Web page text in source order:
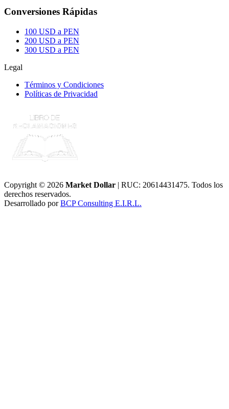
Conversiones Rápidas
100 USD a PEN
200 USD a PEN
300 USD a PEN
Legal
Términos y Condiciones
Políticas de Privacidad
Copyright © 2026 Market Dollar | RUC: 20614431475. Todos los
derechos reservados.
Desarrollado porBCP Consulting E.I.R.L.